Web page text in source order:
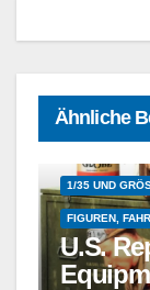
Ähnliche
1/35 UND
FIGUREN,
U.S.